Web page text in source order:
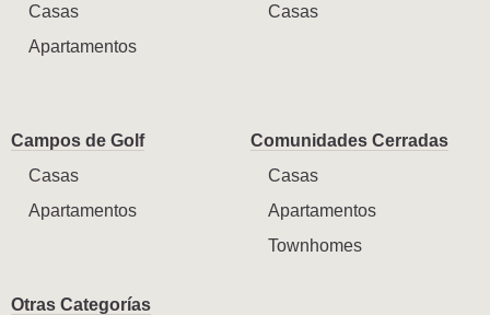
Casas
Apartamentos
Casas
Campos de Golf
Casas
Apartamentos
Comunidades Cerradas
Casas
Apartamentos
Townhomes
Otras Categorías